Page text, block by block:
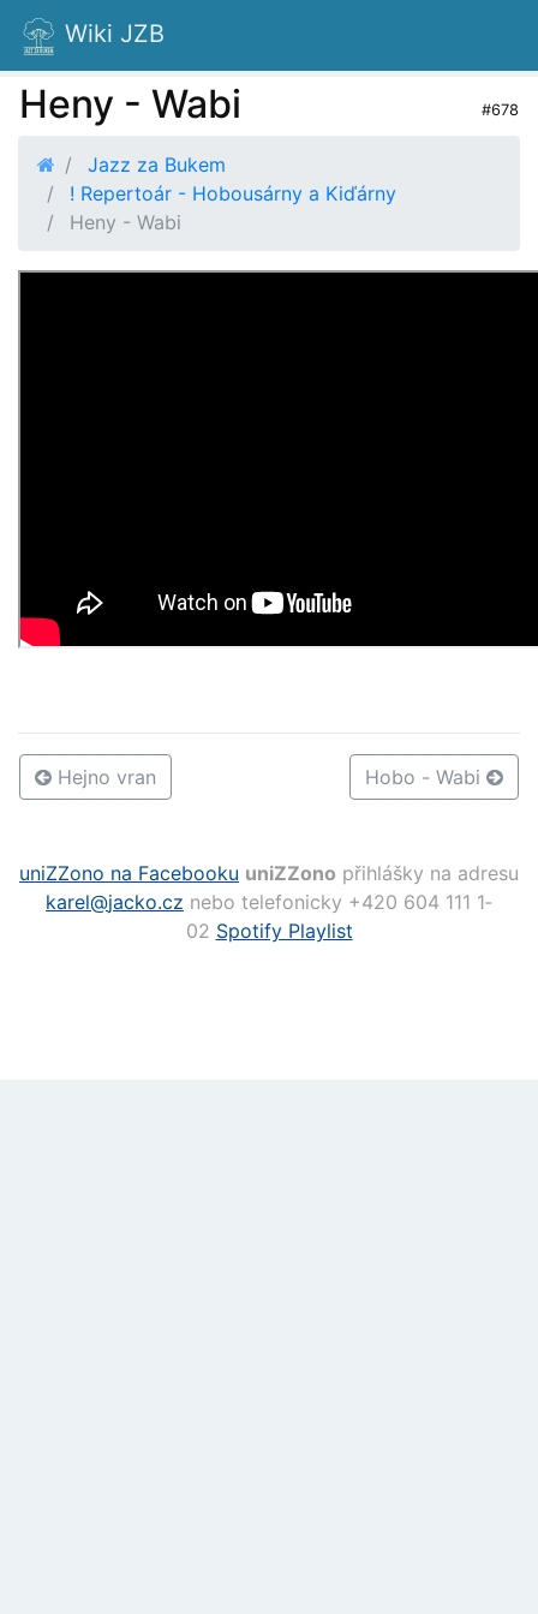
Wiki JZB
Heny - Wabi #678
Jazz za Bukem
! Repertoár - Hobousárny a Kiďárny
Heny - Wabi
Hejno vran Hobo - Wabi
uniZZono na Facebooku uniZZono přihlášky na adresu
karel@jacko.cz nebo telefonicky +420 604 111 1­
02 Spotify Playlist